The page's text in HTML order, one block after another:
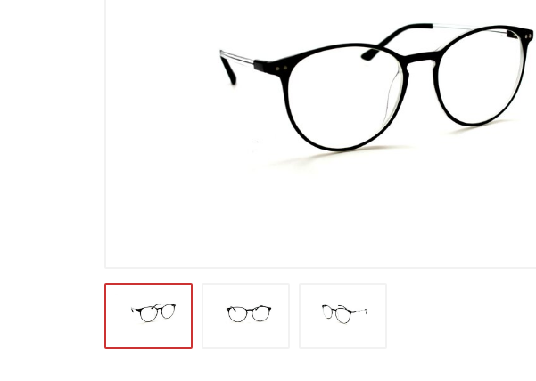
Известные бренды (212)
Футляры и мешки (1412)